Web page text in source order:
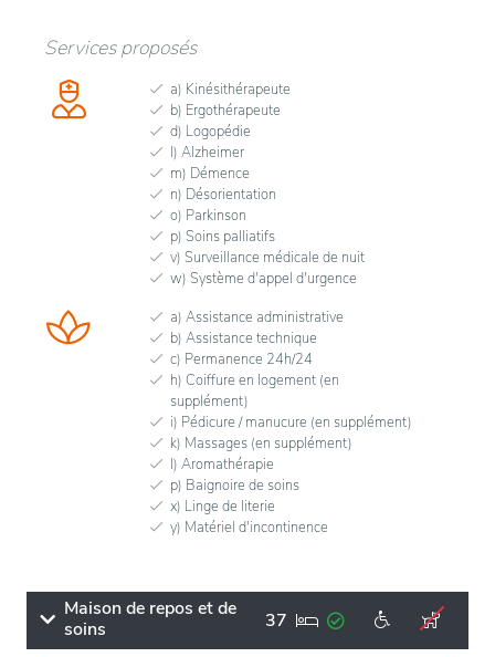
Services proposés
a) Kinésithérapeute
b) Ergothérapeute
d) Logopédie
l) Alzheimer
m) Démence
n) Désorientation
o) Parkinson
p) Soins palliatifs
v) Surveillance médicale de nuit
w) Système d'appel d'urgence
a) Assistance administrative
b) Assistance technique
c) Permanence 24h/24
h) Coiffure en logement (en
supplément)
i) Pédicure / manucure (en supplément)
k) Massages (en supplément)
l) Aromathérapie
p) Baignoire de soins
x) Linge de literie
y) Matériel d'incontinence
Maison de repos et de
soins
37